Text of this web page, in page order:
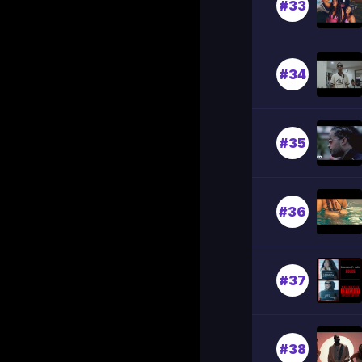
#33
#34
#35
#36
#37
#38